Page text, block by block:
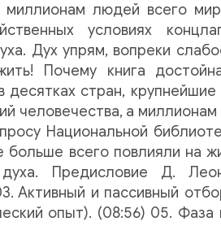
людей всего
условиях
Дух упрям, вопреки
Почему книга
стран,
человечества, а
Национальной
больше всего повлияли на
Предисловие Д.
Активный и пассивный
опыт). (08:56) 05. Фаза